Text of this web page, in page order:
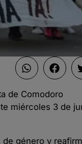
de Comodoro
miércoles 3 de
género y